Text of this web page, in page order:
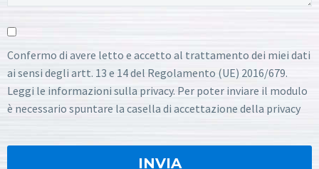
Confermo di avere letto e accetto al trattamento dei miei dati
ai sensi degli artt. 13 e 14 del Regolamento (UE) 2016/679.
Leggi le informazioni sulla privacy. Per poter inviare il modulo
è necessario spuntare la casella di accettazione della privacy